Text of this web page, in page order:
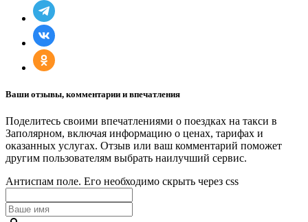
Ваши отзывы, комментарии и впечатления
Поделитесь своими впечатлениями о поездках на такси в
Заполярном, включая информацию о ценах, тарифах и
оказанных услугах. Отзыв или ваш комментарий поможет
другим пользователям выбрать наилучший сервис.
Антиспам поле. Его необходимо скрыть через css